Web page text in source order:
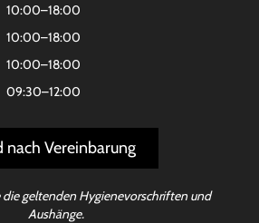
10:00–18:00
10:00–18:00
10:00–18:00
09:30–12:00
nach Vereinbarung
geltenden Hygienevorschriften und
Aushänge.